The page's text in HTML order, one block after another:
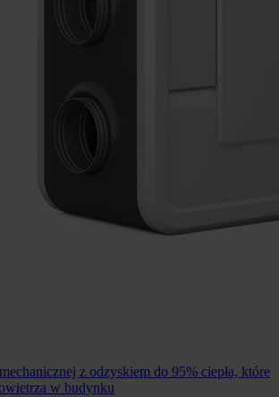
z odzyskiem do 95% ciepła, które
w budynku